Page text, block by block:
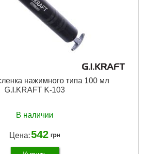
нажимного типа 100 мл
G.I.KRAFT K-103
В наличии
Цена:542 грн